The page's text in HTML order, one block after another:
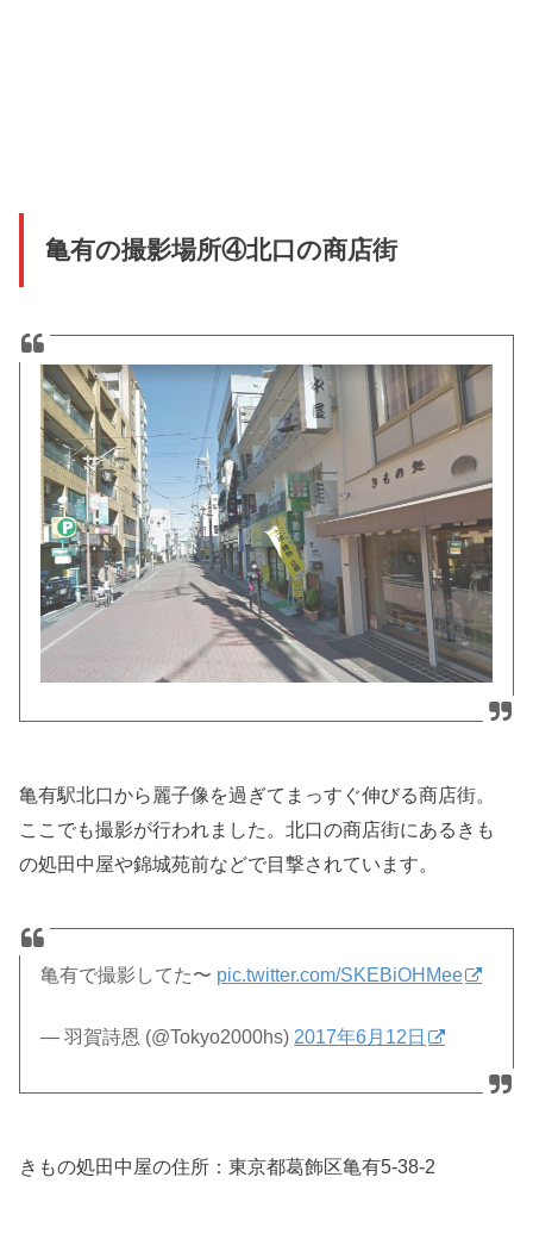
亀有の撮影場所④北口の商店街
亀有駅北口から麗子像を過ぎてまっすぐ伸びる商店街。
ここでも撮影が行われました。北口の商店街にあるきも
の処田中屋や錦城苑前などで目撃されています。
亀有で撮影してた〜 pic.twitter.com/SKEBiOHMee
— 羽賀詩恩 (@Tokyo2000hs) 2017年6月12日
きもの処田中屋の住所：東京都葛飾区亀有5-38-2